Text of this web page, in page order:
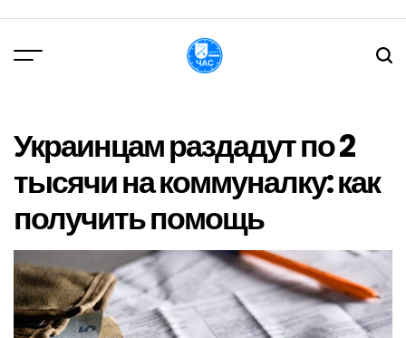
вмісту
Украинцам раздадут по 2
тысячи на коммуналку: как
получить помощь